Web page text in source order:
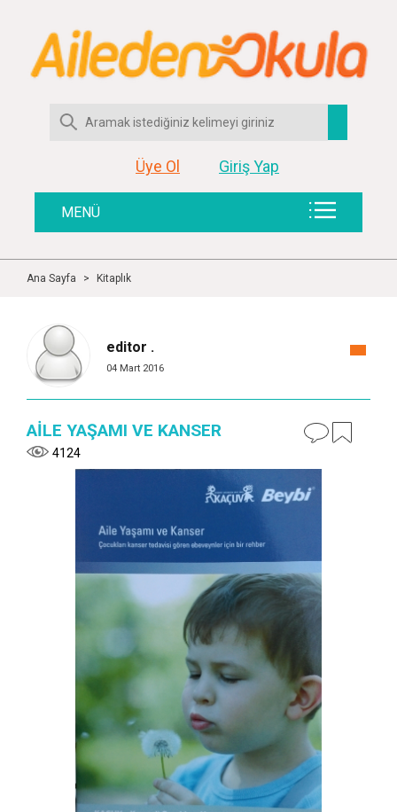
Üye Ol Giriş Yap
MENÜ
Ana Sayfa > Kitaplık
editor .
04 Mart 2016
AİLE YAŞAMI VE KANSER
4124